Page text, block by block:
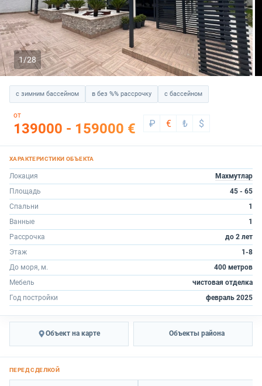
1/28
с зимним бассейном в без %% рассрочку с бассейном
от
139000 - 159000 € ₽ € ₺ $
Локация
Махмутлар
Площадь
45 - 65
Спальни
1
Ванные
1
Рассрочка
до 2 лет
Этаж
1-8
До моря, м.
400 метров
Мебель
чистовая отделка
Год постройки
февраль 2025
Объект на карте Объекты района